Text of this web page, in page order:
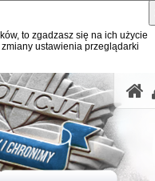
to zgadzasz się na ich użycie
ustawienia przeglądarki